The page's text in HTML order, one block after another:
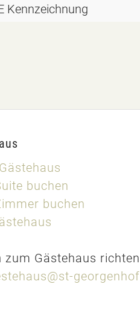
Kennzeichnung
buchen
buchen
zum Gästehaus